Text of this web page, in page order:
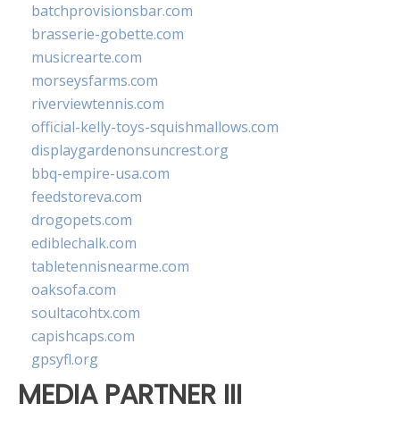
batchprovisionsbar.com
brasserie-gobette.com
musicrearte.com
morseysfarms.com
riverviewtennis.com
official-kelly-toys-squishmallows.com
displaygardenonsuncrest.org
bbq-empire-usa.com
feedstoreva.com
drogopets.com
ediblechalk.com
tabletennisnearme.com
oaksofa.com
soultacohtx.com
capishcaps.com
gpsyfl.org
MEDIA PARTNER III